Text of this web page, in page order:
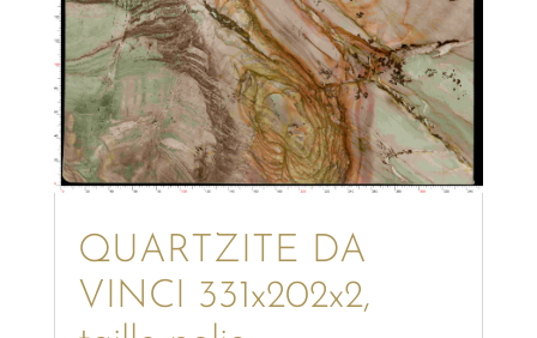
QUARTZITE DA
VINCI 331x202x2,